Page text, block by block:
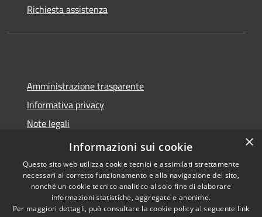
Richiesta assistenza
Amministrazione trasparente
Informativa privacy
Note legali
Dichiarazione di accessibilità
Copyright © 2026 • Comune di
×
Informazioni sui cookie
Questo sito web utilizza cookie tecnici e assimilati strettamente
necessari al corretto funzionamento e alla navigazione del sito,
nonché un cookie tecnico analitico al solo fine di elaborare
informazioni statistiche, aggregate e anonime.
Per maggiori dettagli, può consultare la cookie policy al seguente link